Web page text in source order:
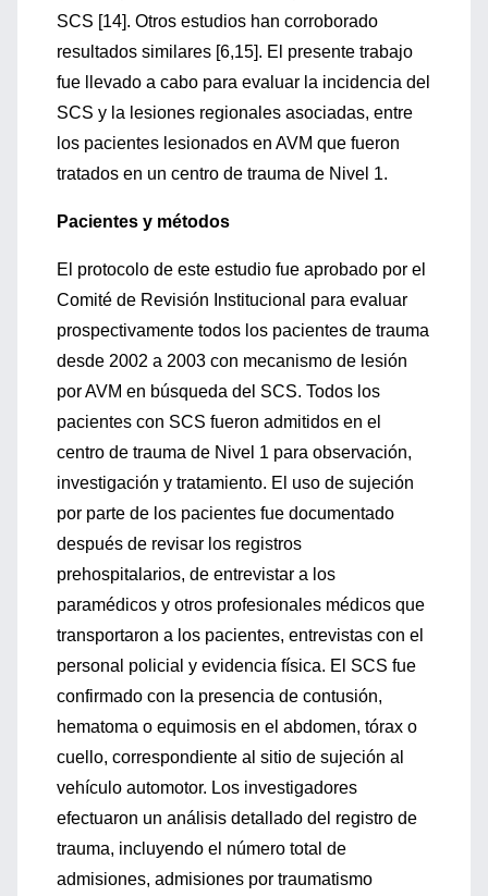
SCS [14]. Otros estudios han corroborado
resultados similares [6,15]. El presente trabajo
fue llevado a cabo para evaluar la incidencia del
SCS y la lesiones regionales asociadas, entre
los pacientes lesionados en AVM que fueron
tratados en un centro de trauma de Nivel 1.
Pacientes y métodos
El protocolo de este estudio fue aprobado por el
Comité de Revisión Institucional para evaluar
prospectivamente todos los pacientes de trauma
desde 2002 a 2003 con mecanismo de lesión
por AVM en búsqueda del SCS. Todos los
pacientes con SCS fueron admitidos en el
centro de trauma de Nivel 1 para observación,
investigación y tratamiento. El uso de sujeción
por parte de los pacientes fue documentado
después de revisar los registros
prehospitalarios, de entrevistar a los
paramédicos y otros profesionales médicos que
transportaron a los pacientes, entrevistas con el
personal policial y evidencia física. El SCS fue
confirmado con la presencia de contusión,
hematoma o equimosis en el abdomen, tórax o
cuello, correspondiente al sitio de sujeción al
vehículo automotor. Los investigadores
efectuaron un análisis detallado del registro de
trauma, incluyendo el número total de
admisiones, admisiones por traumatismo